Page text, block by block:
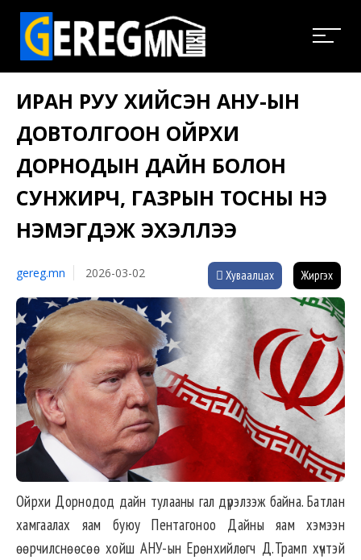
ИРАН РУУ ХИЙСЭН АНУ-ЫН
ДОВТОЛГООН ОЙРХИ
ДОРНОДЫН ДАЙН БОЛОН
СУНЖИРЧ, ГАЗРЫН ТОСНЫ ҮНЭ
НЭМЭГДЭЖ ЭХЭЛЛЭЭ
gereg.mn 2026-03-02 Хуваалцах Жиргэх
Ойрхи Дорнодод дайн тулааны гал дүрэлзэж байна. Батлан
хамгаалах яам буюу Пентагоноо Дайны яам хэмээн
өөрчилснөөсөө хойш АНУ-ын Ерөнхийлөгч Д.Трамп хүчтэй